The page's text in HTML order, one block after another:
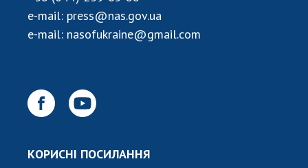
e-mail: press@nas.gov.ua
e-mail: nasofukraine@gmail.com
КОРИСНІ ПОСИЛАННЯ